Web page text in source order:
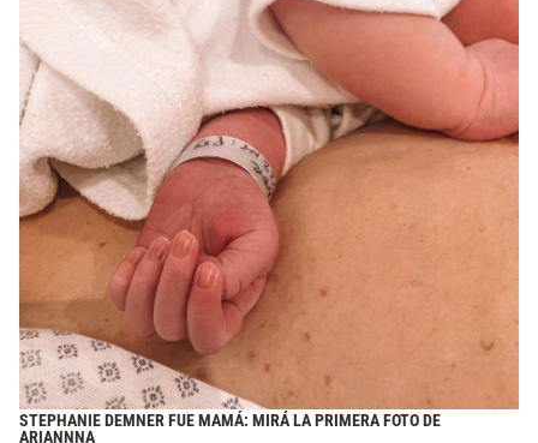
STEPHANIE DEMNER FUE MAMÁ: MIRÁ LA PRIMERA FOTO DE
ARIANNNA